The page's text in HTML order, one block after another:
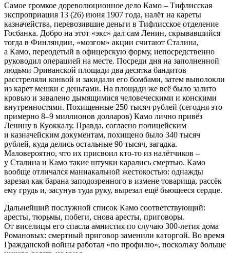
Самое громкое дореволюционное дело Камо – Тифлисская
экспроприация 13 (26) июня 1907 года, налёт на кареты
казначейства, перевозившие деньги в Тифлисское отделение
Госбанка. Добро на этот «экс» дал сам Ленин, скрывавшийся
тогда в Финляндии, «мозгом» акции считают Сталина,
а Камо, переодетый в офицерскую форму, непосредственно
руководил операцией на месте. Посреди дня на заполненной
людьми Эриванской площади два десятка бандитов
расстреляли конвой и закидали его бомбами, затем выволокли
из карет мешки с деньгами. На площади же всё было залито
кровью и завалено дымящимися человеческими и конскими
внутренностями. Похищенные 250 тысяч рублей (сегодня это
примерно 8–9 миллионов долларов) Камо лично привёз
Ленину в Куоккалу. Правда, согласно полицейским
и казначейским документам, похищено было 340 тысяч
рублей, куда делись остальные 90 тысяч, загадка.
Маловероятно, что их присвоил кто-то из налётчиков –
у Сталина и Камо такие штучки карались смертью. Камо
вообще отличался маниакальной жестокостью: однажды
зарезал как барана заподозренного в измене товарища, рассёк
ему грудь и, засунув туда руку, вырезал ещё бьющееся сердце.
Дальнейший послужной список Камо соответствующий:
аресты, тюрьмы, побеги, снова аресты, приговоры.
От виселицы его спасла амнистия по случаю 300-летия дома
Романовых: смертный приговор заменили каторгой. Во время
Гражданской войны работал «по профилю», поскольку больше